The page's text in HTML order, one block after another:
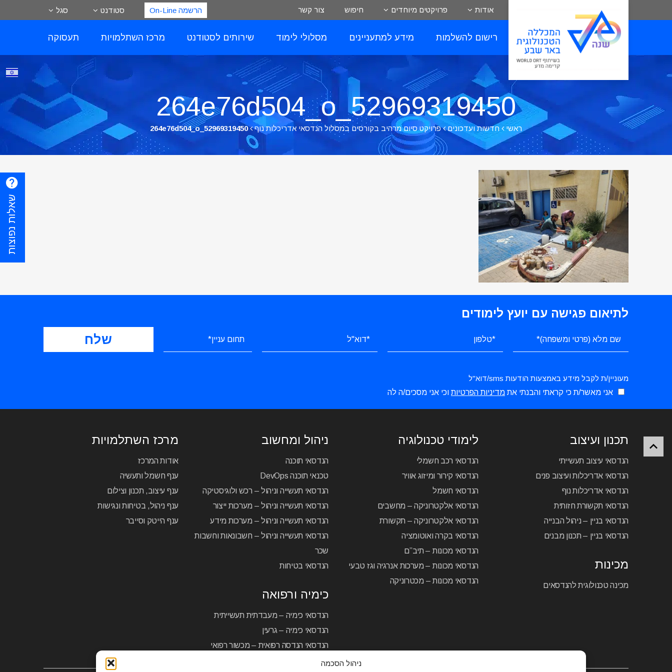
ניהול הסכמה
אודות פרויקטים מיוחדים חיפוש צור קשר הרשמה On-Line סטודנט סגל
רישום להשלמות מידע למתעניינים מסלולי לימוד שירותים לסטודנט מרכז השתלמויות תעסוקה
52969319450_264e76d504_o
ראשי חדשות ועדכונים פרויקט סיום מרהיב בקורסים במסלול הנדסאי אדריכלות נוף 52969319450_264e76d504_o
לתיאום פגישה עם יועץ לימודים
מעוניין/ת לקבל מידע באמצעות הודעות sms/דוא"ל
אני מאשר/ת כי קראתי והבנתי את מדיניות הפרטיות וכי אני מסכים/ה לה
תכנון ועיצוב
הנדסאי עיצוב תעשייתי
הנדסאי אדריכלות ועיצוב פנים
הנדסאי אדריכלות נוף
הנדסאי תקשורת חזותית
הנדסאי בניין – ניהול הבנייה
הנדסאי בניין – תכנון מבנים
מכינות
מכינה טכנולוגית להנדסאים
לימודי טכנולוגיה
הנדסאי רכב חשמלי
הנדסאי קירור ומיזוג אוויר
הנדסאי חשמל
הנדסאי אלקטרוניקה – מחשבים
הנדסאי אלקטרוניקה – תקשורת
הנדסאי בקרה ואוטומציה
הנדסאי מכונות – תיב”ם
הנדסאי מכונות – מערכות אנרגיה וגז טבעי
הנדסאי מכונות – מכטרוניקה
ניהול ומחשוב
הנדסאי תוכנה
טכנאי תוכנה DevOps
הנדסאי תעשייה וניהול – רכש ולוגיסטיקה
הנדסאי תעשייה וניהול – מערכות ייצור
הנדסאי תעשייה וניהול – מערכות מידע
הנדסאי תעשייה וניהול – חשבונאות וחשבות
שכר
הנדסאי בטיחות
כימיה ורפואה
הנדסאי כימיה – מעבדתית תעשייתית
הנדסאי כימיה – גרעין
הנדסאי הנדסה רפואית – מכשור רפואי
מרכז השתלמויות
אודות המרכז
ענף חשמל ותעשיה
ענף עיצוב, תכנון וצילום
ענף ניהול, בטיחות ונגישות
ענף הייטק וסייבר
שאלות נפוצות